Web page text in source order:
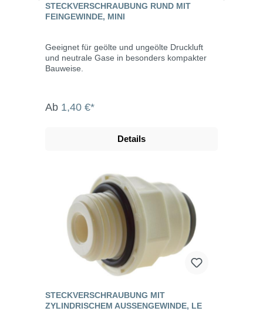
STECKVERSCHRAUBUNG RUND MIT
FEINGEWINDE, MINI
Geeignet für geölte und ungeölte Druckluft
und neutrale Gase in besonders kompakter
Bauweise.
Ab 1,40 €*
Details
STECKVERSCHRAUBUNG MIT
ZYLINDRISCHEM AUSSENGEWINDE, LE